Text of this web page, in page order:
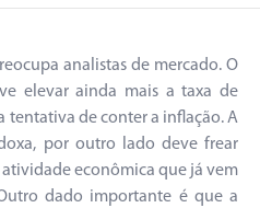
analistas de mercado. O
elevar ainda mais a taxa de
tentativa de conter a inflação. A
por outro lado deve frear
econômica que já vem
dado importante é que a